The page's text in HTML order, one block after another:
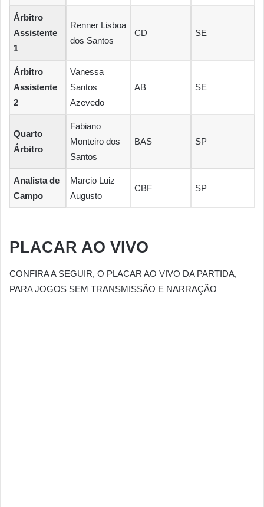
Árbitro
Assistente
1
Renner Lisboa
dos Santos
CD SE
Árbitro
Assistente
2
Vanessa
Santos
Azevedo
AB SE
Quarto
Árbitro
Fabiano
Monteiro dos
Santos
BAS SP
Analista de
Campo
Marcio Luiz
Augusto
CBF SP
PLACAR AO VIVO
CONFIRA A SEGUIR, O PLACAR AO VIVO DA PARTIDA,
PARA JOGOS SEM TRANSMISSÃO E NARRAÇÃO